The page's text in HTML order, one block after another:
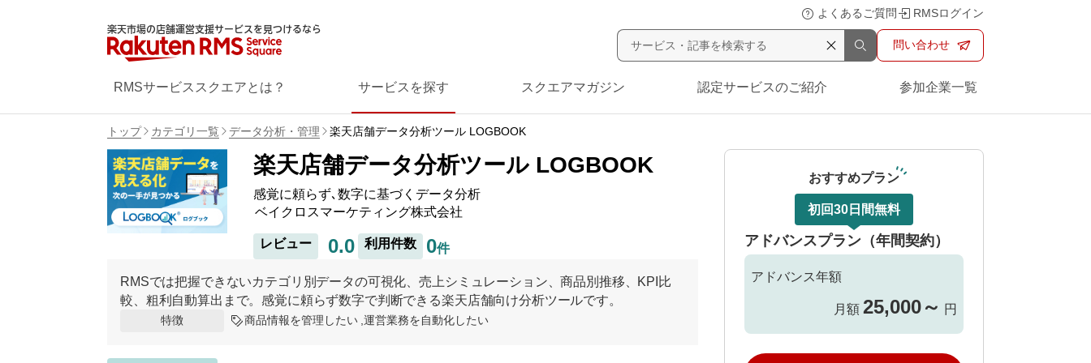
楽天市場の店舗運営支援サービスを見つけるなら
よくあるご質問 RMSログイン
問い合わせ
RMSサービススクエアとは？ サービスを探す スクエアマガジン 認定サービスのご紹介 参加企業一覧
トップ カテゴリ一覧 データ分析・管理 楽天店舗データ分析ツール LOGBOOK
楽天店舗データ分析ツール LOGBOOK
感覚に頼らず､数字に基づくデータ分析
ベイクロスマーケティング株式会社
レビュー 0.0 利用件数 0件
RMSでは把握できないカテゴリ別データの可視化、売上シミュレーション、商品別推移、KPI比
較、粗利自動算出まで。感覚に頼らず数字で判断できる楽天店舗向け分析ツールです。
特徴 商品情報を管理したい 運営業務を自動化したい
おすすめプラン
初回30日間無料
アドバンスプラン（年間契約）
アドバンス年額
月額 25,000～ 円